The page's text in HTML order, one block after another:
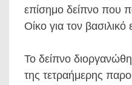
επίσημο δείπνο που
Οίκο για τον βασιλικό
Το δείπνο
της τετραήμερης